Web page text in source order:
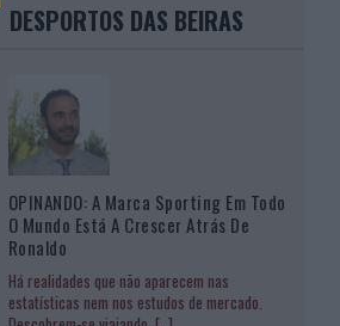
DESPORTOS DAS BEIRAS
OPINANDO: A Marca Sporting Em Todo
O Mundo Está A Crescer Atrás De
Ronaldo
Há realidades que não aparecem nas
estatísticas nem nos estudos de mercado.